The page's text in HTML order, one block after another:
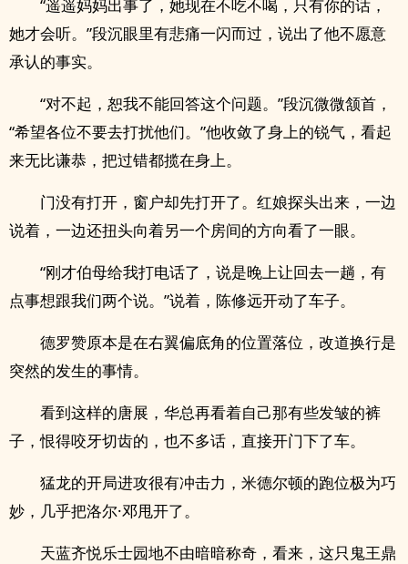
“遥遥妈妈出事了，她现在不吃不喝，只有你的话，
她才会听。”段沉眼里有悲痛一闪而过，说出了他不愿意
承认的事实。
“对不起，恕我不能回答这个问题。”段沉微微颔首，
“希望各位不要去打扰他们。”他收敛了身上的锐气，看起
来无比谦恭，把过错都揽在身上。
门没有打开，窗户却先打开了。红娘探头出来，一边
说着，一边还扭头向着另一个房间的方向看了一眼。
“刚才伯母给我打电话了，说是晚上让回去一趟，有
点事想跟我们两个说。”说着，陈修远开动了车子。
德罗赞原本是在右翼偏底角的位置落位，改道换行是
突然的发生的事情。
看到这样的唐展，华总再看着自己那有些发皱的裤
子，恨得咬牙切齿的，也不多话，直接开门下了车。
猛龙的开局进攻很有冲击力，米德尔顿的跑位极为巧
妙，几乎把洛尔·邓甩开了。
天蓝齐悦乐士园地不由暗暗称奇，看来，这只鬼王鼎